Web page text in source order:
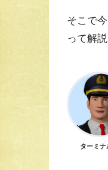
そこで
って解説
ターミナ